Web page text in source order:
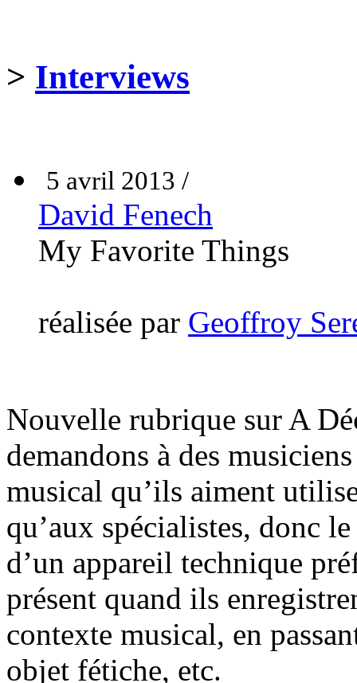
> Interviews
5 avril 2013 /
David Fenech
My Favorite Things
réalisée par Geoffroy
Nouvelle rubrique sur A
demandons à des
musical qu’ils aiment
qu’aux spécialistes, donc
d’un appareil technique
présent quand ils
contexte musical, en
objet fétiche, etc.